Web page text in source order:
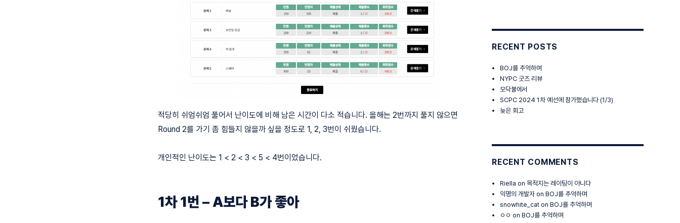
적당히 쉬엄쉬엄 풀어서 난이도에 비해 남은 시간이 다소 적습니다. 올해는 2번까지 풀지 않으면
Round 2를 가기 좀 힘들지 않을까 싶을 정도로 1, 2, 3번이 쉬웠습니다.
개인적인 난이도는 1 < 2 < 3 < 5 < 4번이었습니다.
1차 1번 – A보다 B가 좋아
RECENT POSTS
BOJ를 추억하며
NYPC 굿즈 리뷰
모닥불에서
SCPC 2024 1차 예선에 참가했습니다 (1/3)
늦은 회고
RECENT COMMENTS
Riella on목적지는 레이팅이 아니다
익명의 개발자 onBOJ를 추억하며
snowhite_cat onBOJ를 추억하며
ㅇㅇ onBOJ를 추억하며